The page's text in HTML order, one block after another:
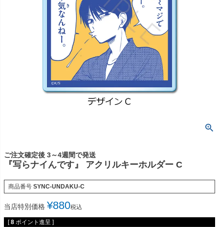
ご注文確定後 3～4週間で発送
『写らナイんです』 アクリルキーホルダー C
商品番号 SYNC-UNDAKU-C
当店特別価格 ¥880税込
[ 8 ポイント進呈 ]